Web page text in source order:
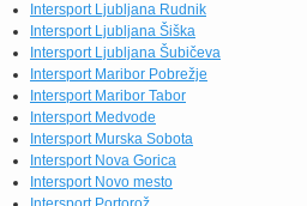
Intersport Ljubljana Rudnik
Intersport Ljubljana Šiška
Intersport Ljubljana Šubičeva
Intersport Maribor Pobrežje
Intersport Maribor Tabor
Intersport Medvode
Intersport Murska Sobota
Intersport Nova Gorica
Intersport Novo mesto